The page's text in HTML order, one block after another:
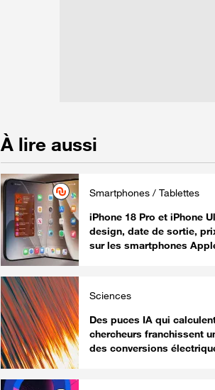
À lire aussi
Smartphones / Tablettes
iPhone 18 Pro et iPhone
design, date de sortie,
sur les smartphones
Sciences
Des puces IA qui
chercheurs franchissent
des conversions